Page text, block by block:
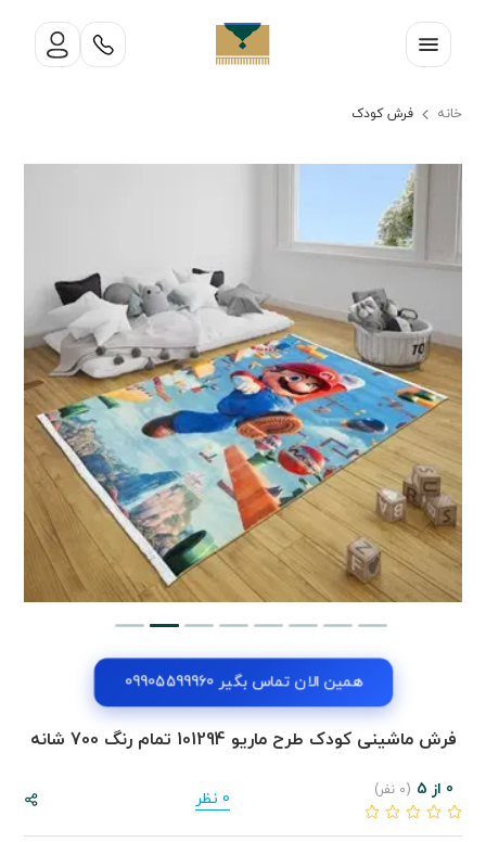
خانه فرش کودک
همین الان تماس بگیر 09905599960
فرش ماشینی کودک طرح ماریو 101294 تمام رنگ 700 شانه
0 از 5 (0 نفر) 0 نظر